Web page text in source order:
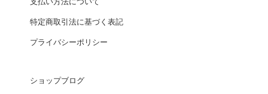
特定商取引法に基づく表記
プライバシーポリシー
ショップブログ